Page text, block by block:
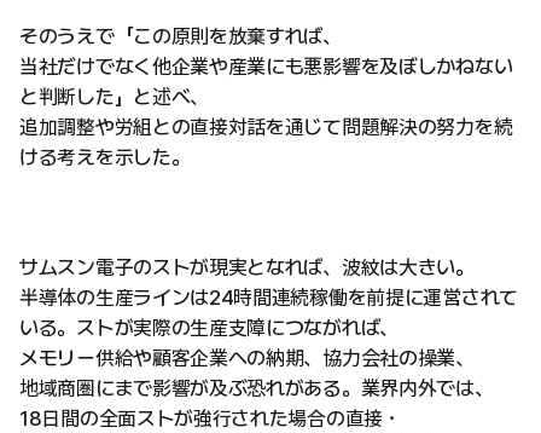
そのうえで「この原則を放棄すれば、
当社だけでなく他企業や産業にも悪影響を及ぼしかねない
と判断した」と述べ、
追加調整や労組との直接対話を通じて問題解決の努力を続
ける考えを示した。
サムスン電子のストが現実となれば、波紋は大きい。
半導体の生産ラインは24時間連続稼働を前提に運営されて
いる。ストが実際の生産支障につながれば、
メモリー供給や顧客企業への納期、協力会社の操業、
地域商圏にまで影響が及ぶ恐れがある。業界内外では、
18日間の全面ストが強行された場合の直接・